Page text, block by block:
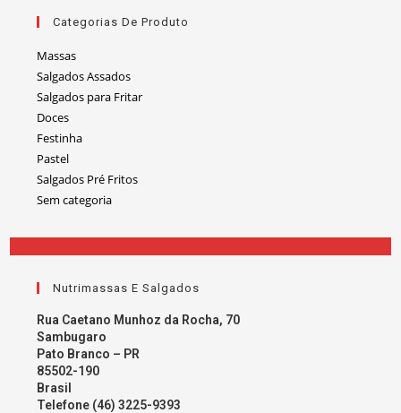
Categorias De Produto
Massas
Salgados Assados
Salgados para Fritar
Doces
Festinha
Pastel
Salgados Pré Fritos
Sem categoria
Nutrimassas E Salgados
Rua Caetano Munhoz da Rocha, 70
Sambugaro
Pato Branco – PR
85502-190
Brasil
Telefone (46) 3225-9393